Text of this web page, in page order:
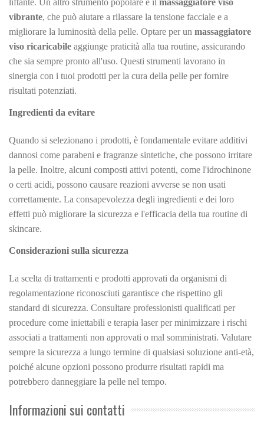
liftante. Un altro strumento popolare è il massaggiatore viso
vibrante, che può aiutare a rilassare la tensione facciale e a
migliorare la luminosità della pelle. Optare per un massaggiatore
viso ricaricabile aggiunge praticità alla tua routine, assicurando
che sia sempre pronto all'uso. Questi strumenti lavorano in
sinergia con i tuoi prodotti per la cura della pelle per fornire
risultati potenziati.
Ingredienti da evitare
Quando si selezionano i prodotti, è fondamentale evitare additivi
dannosi come parabeni e fragranze sintetiche, che possono irritare
la pelle. Inoltre, alcuni composti attivi potenti, come l'idrochinone
o certi acidi, possono causare reazioni avverse se non usati
correttamente. La consapevolezza degli ingredienti e dei loro
effetti può migliorare la sicurezza e l'efficacia della tua routine di
skincare.
Considerazioni sulla sicurezza
La scelta di trattamenti e prodotti approvati da organismi di
regolamentazione riconosciuti garantisce che rispettino gli
standard di sicurezza. Consultare professionisti qualificati per
procedure come iniettabili e terapia laser per minimizzare i rischi
associati a trattamenti non approvati o mal somministrati. Valutare
sempre la sicurezza a lungo termine di qualsiasi soluzione anti-età,
poiché alcune opzioni possono produrre risultati rapidi ma
potrebbero danneggiare la pelle nel tempo.
Informazioni sui contatti